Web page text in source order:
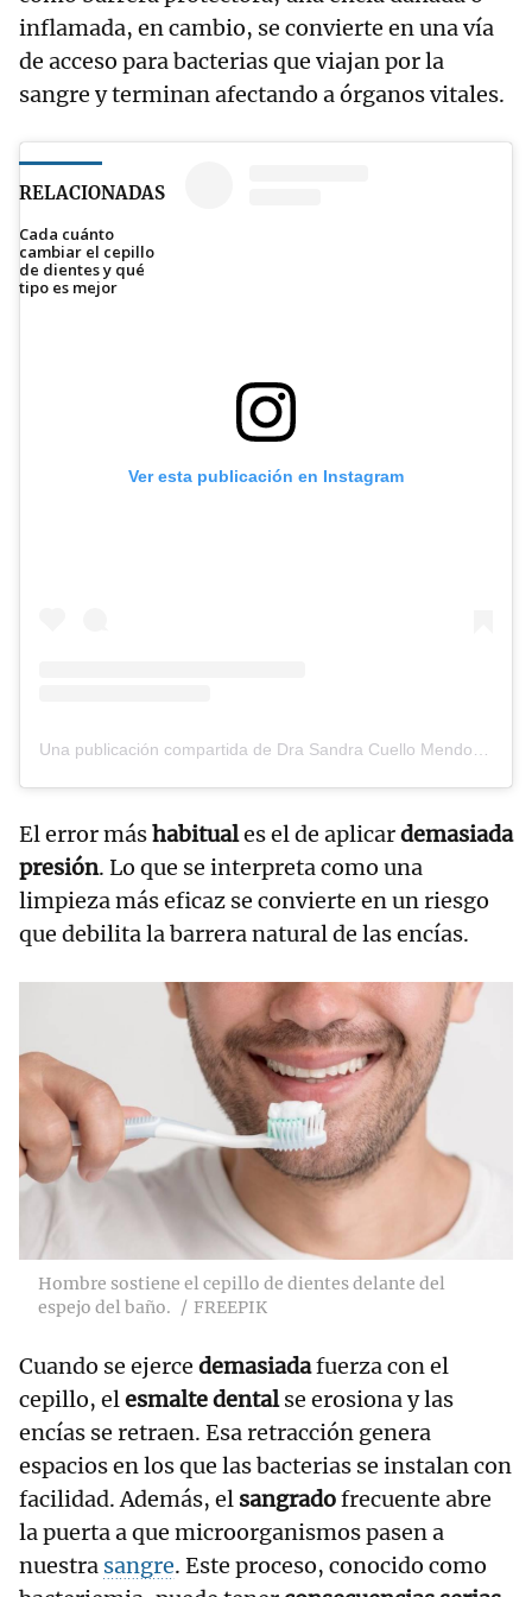
inflamada, en cambio, se convierte en una vía
de acceso para bacterias que viajan por la
sangre y terminan afectando a órganos vitales.
RELACIONADAS
Cada cuánto
cambiar el cepillo
de dientes y qué
tipo es mejor
Ver esta publicación en Instagram
El error máshabituales el de aplicardemasiada
presión. Lo que se interpreta como una
limpieza más eficaz se convierte en un riesgo
que debilita la barrera natural de las encías.
Hombre sostiene el cepillo de dientes delante del
espejo del baño.
FREEPIK
Cuando se ejerce demasiadafuerza con el
cepillo, elesmalte dentalse erosiona y las
encías se retraen. Esa retracción genera
espacios en los que las bacterias se instalan con
facilidad. Además, el sangradofrecuente abre
la puerta a que microorganismos pasen a
nuestra sangre. Este proceso, conocido como